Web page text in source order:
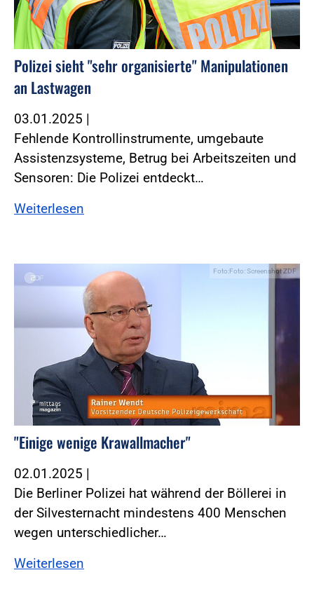
Polizei sieht "sehr organisierte" Manipulationen
an Lastwagen
03.01.2025 |
Fehlende Kontrollinstrumente, umgebaute
Assistenzsysteme, Betrug bei Arbeitszeiten und
Sensoren: Die Polizei entdeckt…
Weiterlesen
Foto:Foto: Screenshot ZDF
"Einige wenige Krawallmacher"
02.01.2025 |
Die Berliner Polizei hat während der Böllerei in
der Silvesternacht mindestens 400 Menschen
wegen unterschiedlicher…
Weiterlesen